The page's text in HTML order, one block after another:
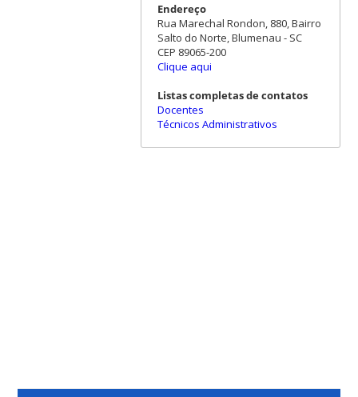
Endereço
Rua Marechal Rondon, 880, Bairro
Salto do Norte, Blumenau - SC
CEP 89065-200
Clique aqui
Listas completas de contatos
Docentes
Técnicos Administrativos